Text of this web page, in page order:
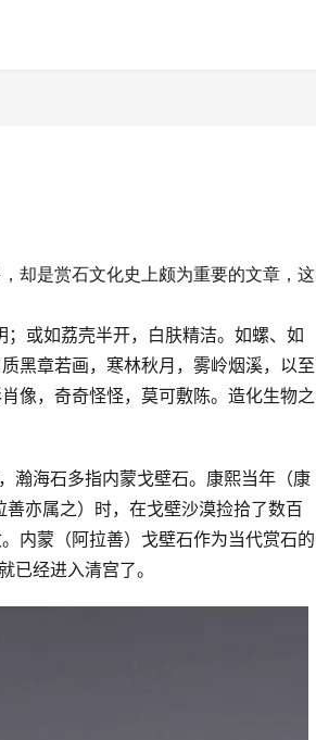
却是赏石文化史上颇为重要的文章，这
或如荔壳半开，白肤精洁。如螺、如
黑章若画，寒林秋月，雾岭烟溪，以至
像，奇奇怪怪，莫可敷陈。造化生物之
瀚海石多指内蒙戈壁石。康熙当年（康
亦属之）时，在戈壁沙漠捡拾了数百
内蒙（阿拉善）戈壁石作为当代赏石的
已经进入清宫了。